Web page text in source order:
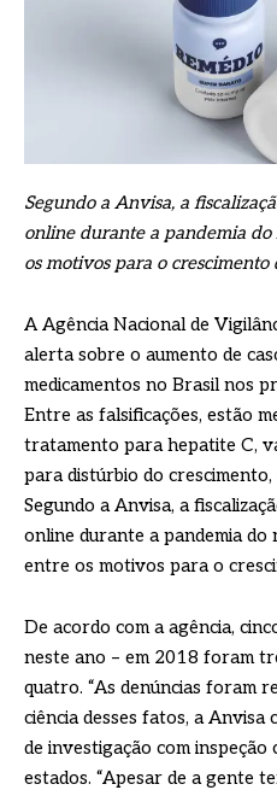
Segundo a Anvisa, a
online durante a pandemia
os motivos para o crescimento
A Agência Nacional de
alerta sobre o aumento de
medicamentos no Brasil nos
Entre as falsificações, estão
tratamento para hepatite C,
para distúrbio do crescimento,
Segundo a Anvisa, a
online durante a pandemia
entre os motivos para o
De acordo com a agência,
neste ano – em 2018 foram
quatro. “As denúncias foram
ciência desses fatos, a Anvisa
de investigação com inspeção
estados. “Apesar de a gente